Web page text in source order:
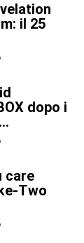
il 25
dopo i
care
Two